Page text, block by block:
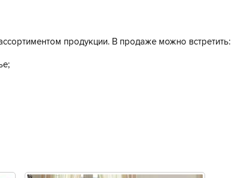
продукции. В продаже можно встретить: